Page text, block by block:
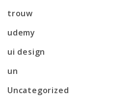
trouw
udemy
ui design
un
Uncategorized